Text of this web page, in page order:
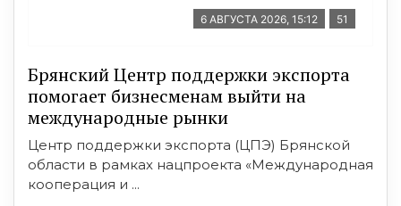
6 АВГУСТА 2026, 15:12 51
Брянский Центр поддержки экспорта
помогает бизнесменам выйти на
международные рынки
Центр поддержки экспорта (ЦПЭ) Брянской
области в рамках нацпроекта «Международная
кооперация и ...